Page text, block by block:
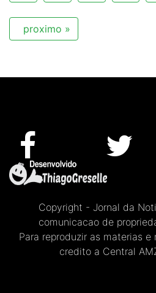
proximo »
Copyright - Jornal da
comunicacao de
Para reproduzir as materias e
credito a Central